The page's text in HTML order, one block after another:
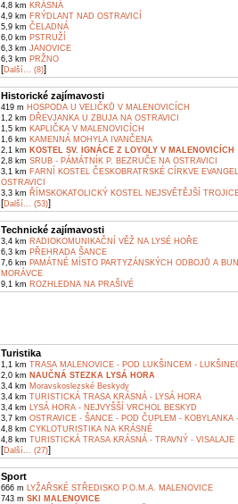
4,8 km KRÁSNÁ
4,9 km FRÝDLANT NAD OSTRAVICÍ
5,9 km ČELADNÁ
6,0 km PSTRUŽÍ
6,3 km JANOVICE
6,3 km PRŽNO
[Další... (8)]
Historické zajímavosti
419 m HOSPODA U VELIČKŮ V MALENOVICÍCH
1,2 km DŘEVJANKA U ZBUJA NA OSTRAVICI
1,5 km KAPLIČKA V MALENOVICÍCH
1,6 km KAMENNÁ MOHYLA IVANČENA
2,1 km KOSTEL SV. IGNÁCE Z LOYOLY V MALENOVICÍCH
2,8 km SRUB - PÁMÁTNÍK P. BEZRUČE NA OSTRAVICI
3,1 km FARNÍ KOSTEL ČESKOBRATRSKÉ CÍRKVE
OSTRAVICI
3,3 km ŘÍMSKOKATOLICKÝ KOSTEL NEJSVĚTĚJŠÍ
[Další... (53)]
Technické zajímavosti
3,4 km RADIOKOMUNIKAČNÍ VĚŽ NA LYSÉ HOŘE
6,3 km PŘEHRADA ŠANCE
7,6 km PAMÁTNÉ MÍSTO PARTYZÁNSKÝCH ODBOJŮ A
MORÁVCE
9,1 km ROZHLEDNA NA PRAŠIVÉ
Turistika
1,1 km TRASA MALENOVICE - POD LUKŠINCEM -
2,0 km NAUČNÁ STEZKA LYSÁ HORA
3,4 km Moravskoslezské Beskydy
3,4 km TURISTICKÁ TRASA KRÁSNÁ - LYSÁ HORA
3,4 km LYSÁ HORA - NEJVYŠŠÍ VRCHOL BESKYD
3,7 km OSTRAVICE - ŠANCE - POD ČUPLEM - KOBYLANKA
4,8 km CYKLOTURISTIKA NA KRÁSNÉ
4,8 km TURISTICKÁ TRASA KRÁSNÁ - TRAVNÝ - VISALAJE
[Další... (27)]
Sport
666 m LYŽAŘSKÉ STŘEDISKO P.O.M.A. MALENOVICE
743 m SKI MALENOVICE